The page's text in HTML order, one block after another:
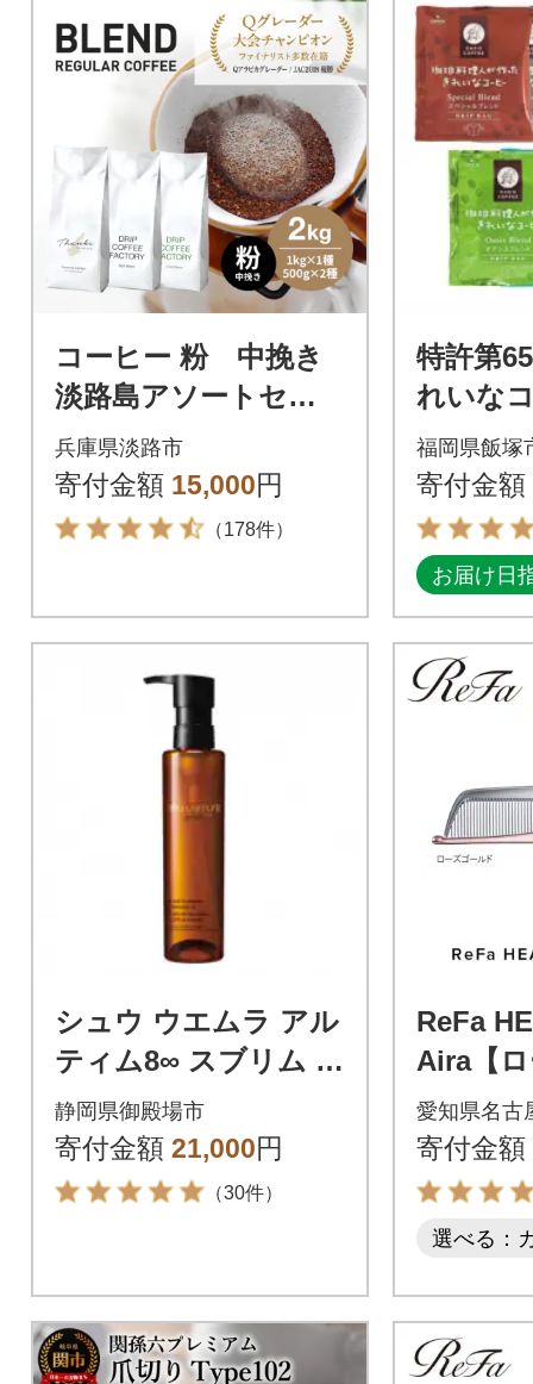
コーヒー 粉 中挽き
淡路島アソートセッ
ト 3種 2kg(500g×計
4袋) at14504
兵庫県淡路市
寄付金額 15,000円
（178件）
特許第
れいな
リップ
ト(合計
福岡県飯塚
寄付金額
お届け日
シュウ ウエムラ アル
ティム8∞ スブリム ビ
ューティ クレンジン
グ オイルn 150ml
静岡県御殿場市
寄付金額 21,000円
（30件）
ReFa
Aira【
ド】 リ
ーム 美
愛知県名古
寄付金額
選べる：